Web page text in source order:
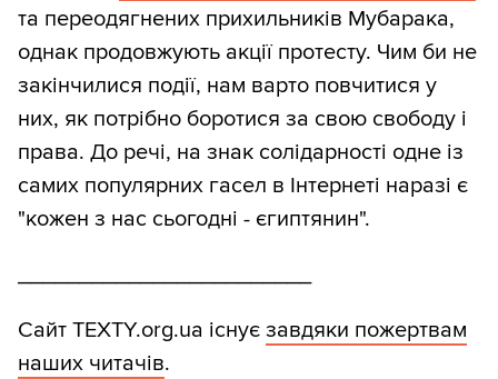
та переодягнених прихильників Мубарака,
однак продовжують акції протесту. Чим би не
закінчилися події, нам варто повчитися у
них, як потрібно боротися за свою свободу і
права. До речі, на знак солідарності одне із
самих популярних гасел в Інтернеті наразі є
"кожен з нас сьогодні - єгиптянин".
________________________
Сайт TEXTY.org.ua існує завдяки пожертвам
наших читачів.